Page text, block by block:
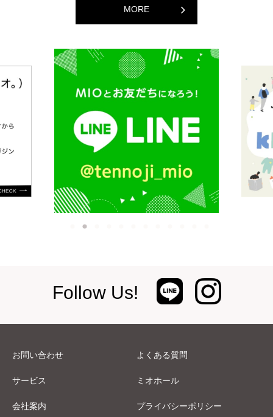
MORE
Follow Us!
お問い合わせ よくある質問
サービス ミオホール
会社案内 プライバシーポリシー